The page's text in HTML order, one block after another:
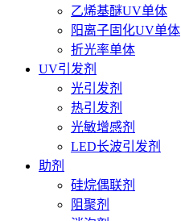
乙烯基醚UV单体
阳离子固化UV单体
折光率单体
UV引发剂
光引发剂
热引发剂
光敏增感剂
LED长波引发剂
助剂
硅烷偶联剂
阻聚剂